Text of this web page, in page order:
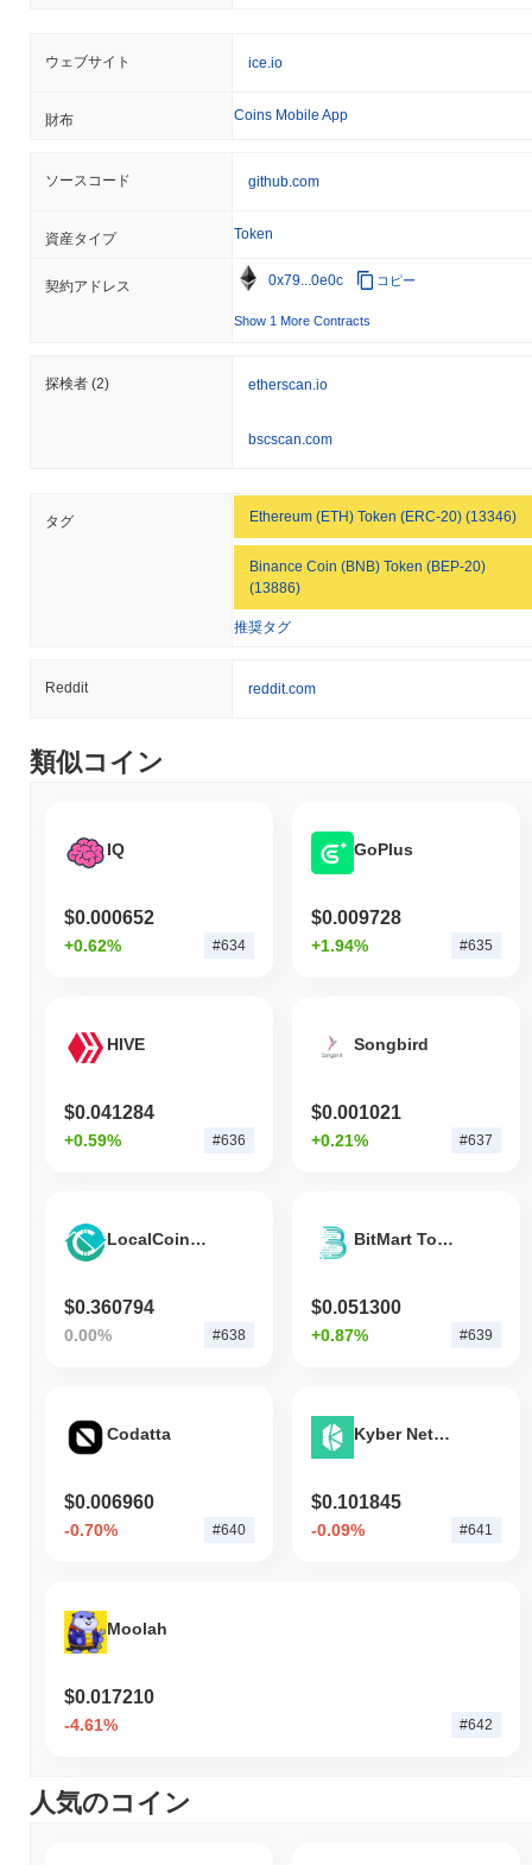
Ice Network (ICE) FAQ – 主要指標と市場分析
Ice Network (ICE)はどこで購入できますか？
ます。 最もアクティブなプラットフォームはBiconomyで、
録しました。 その他の取引所にはPancakeswap V3 (BSC)と
Uniswap V4 (BSC)があります。
Ice Networkの現在の日次取引量はいくらですか？
増加を示唆しています。
Ice Networkは現在、ATHより~80.19%低く取引されています .
Ice Networkの現在の時価総額はいくらですか？
Ice Networkの時価総額は約$17,648,387.00
過去7日間で、 Ice Networkは
フォーマンスを示しています。
ウェブサイト ice.io
財布 Coins Mobile App
ソースコード github.com
資産タイプ Token
契約アドレス 0x79...0e0c コピー
Show 1 More Contracts
探検者 (2) etherscan.io
bscscan.com
タグ Ethereum (ETH) Token (ERC-20) (13346)
Binance Coin (BNB) Token (BEP-20)
(13886)
推奨タグ
Reddit reddit.com
類似コイン
IQ
$0.000652
+0.62% #634
GoPlus
$0.009728
+1.94% #635
HIVE
$0.041284
+0.59% #636
Songbird
$0.001021
+0.21% #637
LocalCoinSwap
$0.360794
0.00% #638
BitMart Token
$0.051300
+0.87% #639
Codatta
$0.006960
-0.70% #640
Kyber Network Crystal
$0.101845
-0.09% #641
Moolah
$0.017210
-4.61% #642
人気のコイン